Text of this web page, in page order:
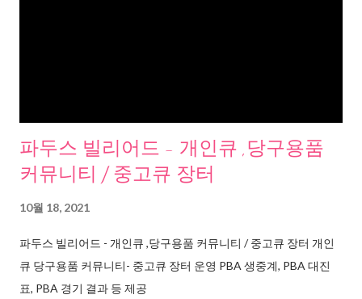
파두스 빌리어드 - 개인큐 ,당구용품
커뮤니티 / 중고큐 장터
10월 18, 2021
파두스 빌리어드 - 개인큐 ,당구용품 커뮤니티 / 중고큐 장터 개인
큐 당구용품 커뮤니티- 중고큐 장터 운영 PBA 생중계, PBA 대진
표, PBA 경기 결과 등 제공